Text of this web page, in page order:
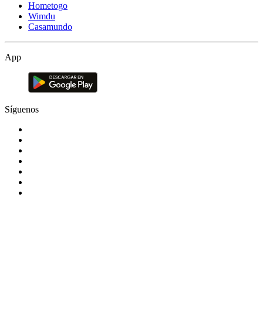
Hometogo
Wimdu
Casamundo
App
Síguenos